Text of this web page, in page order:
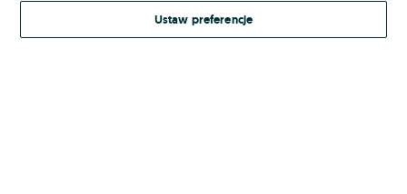
Kontynuując za pośrednictwem jednego z dostawców wskazanych powyżej,
Regulamin serwisu OLX.pl w jego aktualnym brzmieniu.
Ustaw preferencje